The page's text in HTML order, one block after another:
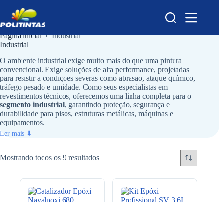
para
o
conteúdo
Página inicial › Industrial
Industrial
O ambiente industrial exige muito mais do que uma pintura
convencional. Exige soluções de alta performance, projetadas
para resistir a condições severas como abrasão, ataque químico,
tráfego pesado e umidade. Como seus especialistas em
revestimentos técnicos, oferecemos uma linha completa para o
segmento industrial, garantindo proteção, segurança e
durabilidade para pisos, estruturas metálicas, máquinas e
equipamentos.
Ler mais ⬇
Mostrando todos os 9 resultados